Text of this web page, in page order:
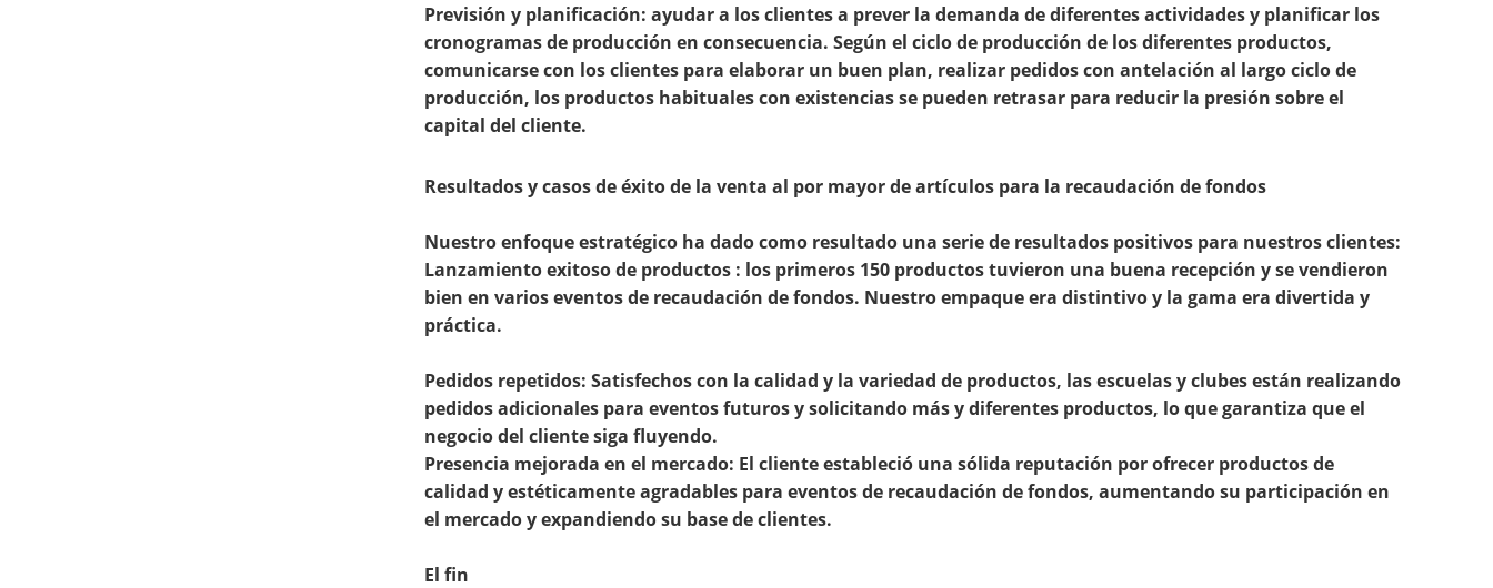
Previsión y planificación: ayudar a los clientes a prever la demanda de diferentes actividades y planificar los
cronogramas de producción en consecuencia. Según el ciclo de producción de los diferentes productos,
comunicarse con los clientes para elaborar un buen plan, realizar pedidos con antelación al largo ciclo de
producción, los productos habituales con existencias se pueden retrasar para reducir la presión sobre el
capital del cliente.
Resultados y casos de éxito de la venta al por mayor de artículos para la recaudación de fondos
Nuestro enfoque estratégico ha dado como resultado una serie de resultados positivos para nuestros clientes:
Lanzamiento exitoso de productos : los primeros 150 productos tuvieron una buena recepción y se vendieron
bien en varios eventos de recaudación de fondos. Nuestro empaque era distintivo y la gama era divertida y
práctica.
Pedidos repetidos: Satisfechos con la calidad y la variedad de productos, las escuelas y clubes están realizando
pedidos adicionales para eventos futuros y solicitando más y diferentes productos, lo que garantiza que el
negocio del cliente siga fluyendo.
Presencia mejorada en el mercado: El cliente estableció una sólida reputación por ofrecer productos de
calidad y estéticamente agradables para eventos de recaudación de fondos, aumentando su participación en
el mercado y expandiendo su base de clientes.
El fin